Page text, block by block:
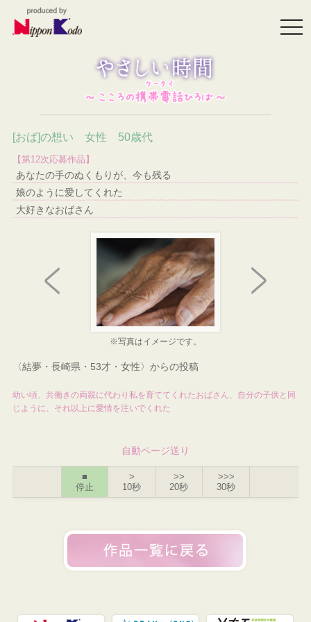
[おば]の想い 女性 50歳代
【第12次応募作品】
あなたの手のぬくもりが、今も残る
娘のように愛してくれた
大好きなおばさん
※写真はイメージです。
〈結夢・長崎県・53才・女性〉からの投稿
幼い頃、共働きの両親に代わり私を育ててくれたおばさん、自分の子供と同
じように、それ以上に愛情を注いでくれた
自動ページ送り
■
停止
>
10秒
>>
20秒
>>>
30秒